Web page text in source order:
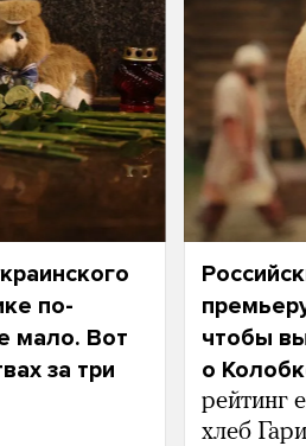
по-
мало. Вот
за три
чтобы
о
рейтинг
хлеб